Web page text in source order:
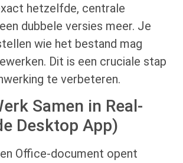
hetzelfde, centrale
dubbele versies meer. Je
wie het bestand mag
Dit is een cruciale stap
te verbeteren.
Samen in Real-
Desktop App)
Office-document opent